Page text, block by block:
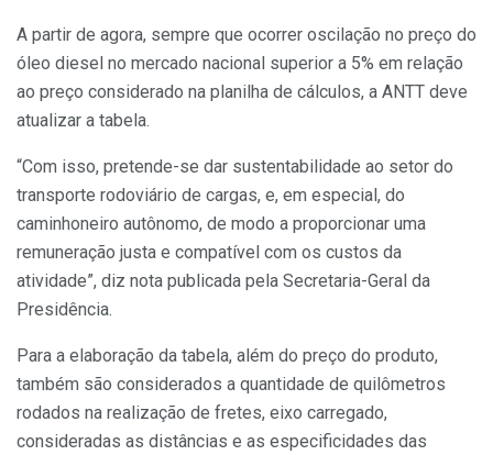
A partir de agora, sempre que ocorrer oscilação no preço do
óleo diesel no mercado nacional superior a 5% em relação
ao preço considerado na planilha de cálculos, a ANTT deve
atualizar a tabela.
“Com isso, pretende-se dar sustentabilidade ao setor do
transporte rodoviário de cargas, e, em especial, do
caminhoneiro autônomo, de modo a proporcionar uma
remuneração justa e compatível com os custos da
atividade”, diz nota publicada pela Secretaria-Geral da
Presidência.
Para a elaboração da tabela, além do preço do produto,
também são considerados a quantidade de quilômetros
rodados na realização de fretes, eixo carregado,
consideradas as distâncias e as especificidades das